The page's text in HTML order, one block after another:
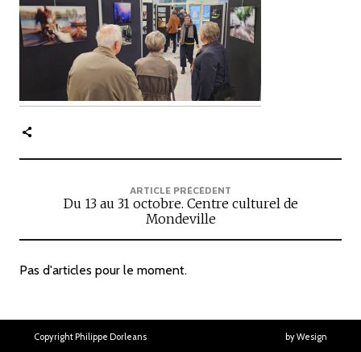
c
i
p
a
l
ARTICLE PRÉCÉDENT
Du 13 au 31 octobre. Centre culturel de
Mondeville
Pas d'articles pour le moment.
Copyright Philippe Dorleans by Wesign